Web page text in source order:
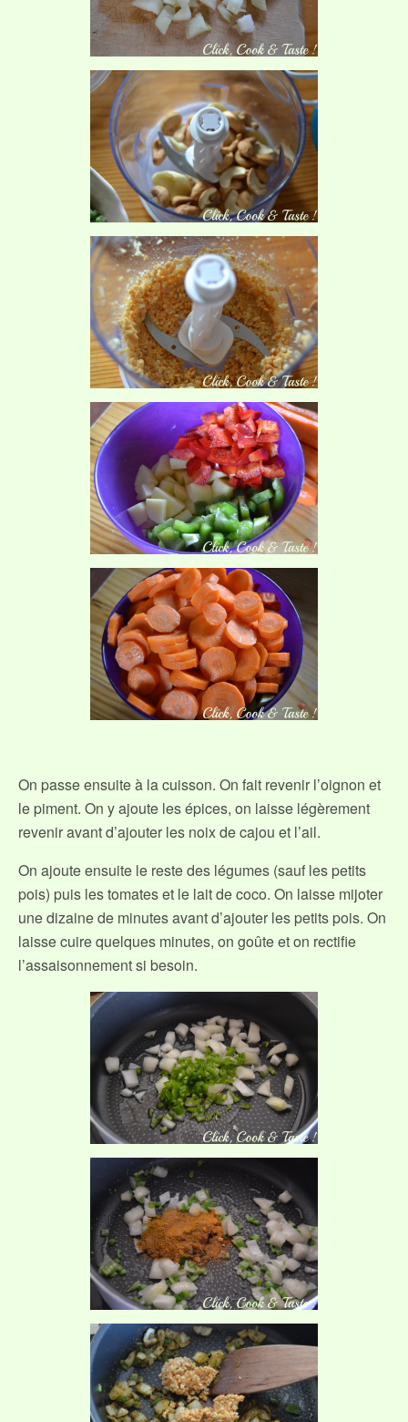
On passe ensuite à la cuisson. On fait revenir l’oignon et
le piment. On y ajoute les épices, on laisse légèrement
revenir avant d’ajouter les noix de cajou et l’ail.
On ajoute ensuite le reste des légumes (sauf les petits
pois) puis les tomates et le lait de coco. On laisse mijoter
une dizaine de minutes avant d’ajouter les petits pois. On
laisse cuire quelques minutes, on goûte et on rectifie
l’assaisonnement si besoin.